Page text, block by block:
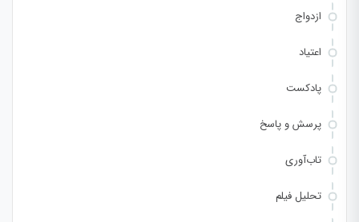
ازدواج
اعتیاد
پادکست
پرسش و پاسخ
تاب‌آوری
تحلیل فیلم